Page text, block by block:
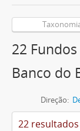
22
Banco do
Direção:
22